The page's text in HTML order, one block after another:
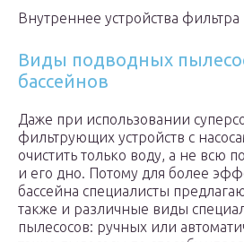
Внутреннее устройства фильтра
Виды подводных
бассейнов
Даже при использовании
фильтрующих устройств с
очистить только воду, а не всю
и его дно. Потому для более
бассейна специалисты
также и различные виды
пылесосов: ручных или